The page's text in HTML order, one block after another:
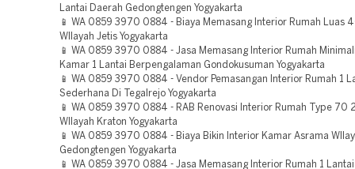
Lantai Daerah Gedongtengen Yogyakarta
📱 WA 0859 3970 0884 - Biaya Memasang Interior Rumah Luas
WIlayah Jetis Yogyakarta
📱 WA 0859 3970 0884 - Jasa Memasang Interior Rumah
Kamar 1 Lantai Berpengalaman Gondokusuman Yogyakarta
📱 WA 0859 3970 0884 - Vendor Pemasangan Interior Rumah 1
Sederhana Di Tegalrejo Yogyakarta
📱 WA 0859 3970 0884 - RAB Renovasi Interior Rumah Type 70
WIlayah Kraton Yogyakarta
📱 WA 0859 3970 0884 - Biaya Bikin Interior Kamar Asrama
Gedongtengen Yogyakarta
📱 WA 0859 3970 0884 - Jasa Memasang Interior Rumah 1